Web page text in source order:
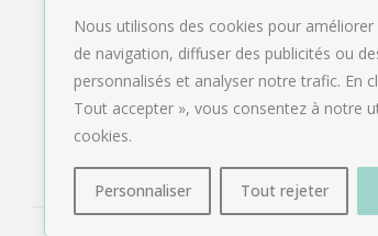
Nous utilisons des cookies pour
de navigation, diffuser des publicités ou
personnalisés et analyser notre trafic. En
Tout accepter », vous consentez à notre
cookies.
Personnaliser Tout rejeter